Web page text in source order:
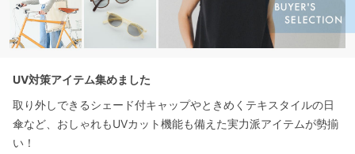
UV対策アイテム集めました
取り外しできるシェード付キャップやときめくテキスタイルの日
傘など、おしゃれもUVカット機能も備えた実力派アイテムが勢揃
い！